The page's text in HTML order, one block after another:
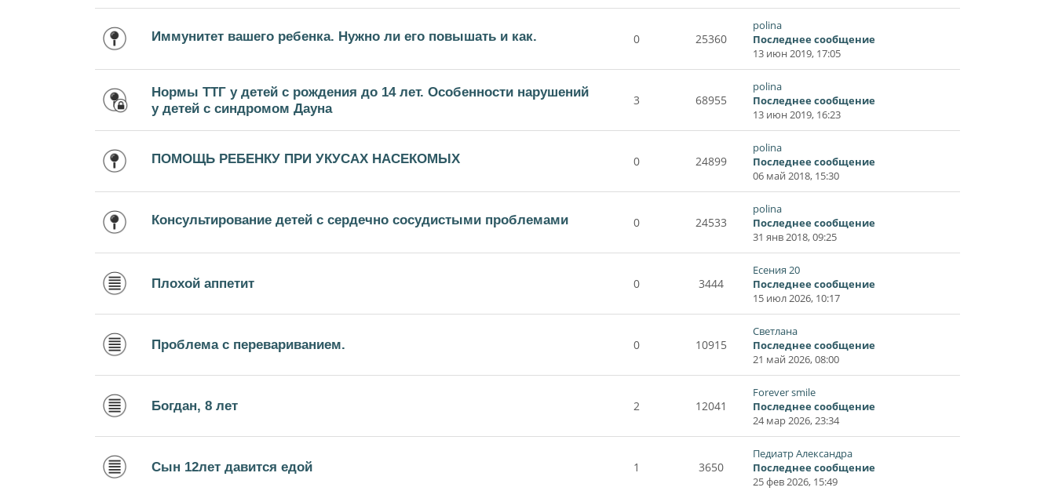
Иммунитет вашего ребенка. Нужно ли его повышать и как. 0 25360
polina
Последнее сообщение
13 июн 2019, 17:05
Нормы ТТГ у детей с рождения до 14 лет. Особенности нарушений
у детей с синдромом Дауна
3 68955
polina
Последнее сообщение
13 июн 2019, 16:23
ПОМОЩЬ РЕБЕНКУ ПРИ УКУСАХ НАСЕКОМЫХ 0 24899
polina
Последнее сообщение
06 май 2018, 15:30
Консультирование детей с сердечно сосудистыми проблемами 0 24533
polina
Последнее сообщение
31 янв 2018, 09:25
Плохой аппетит 0 3444
Есения 20
Последнее сообщение
15 июл 2026, 10:17
Проблема с перевариванием. 0 10915
Светлана
Последнее сообщение
21 май 2026, 08:00
Богдан, 8 лет 2 12041
Forever smile
Последнее сообщение
24 мар 2026, 23:34
Сын 12лет давится едой 1 3650
Педиатр Александра
Последнее сообщение
25 фев 2026, 15:49